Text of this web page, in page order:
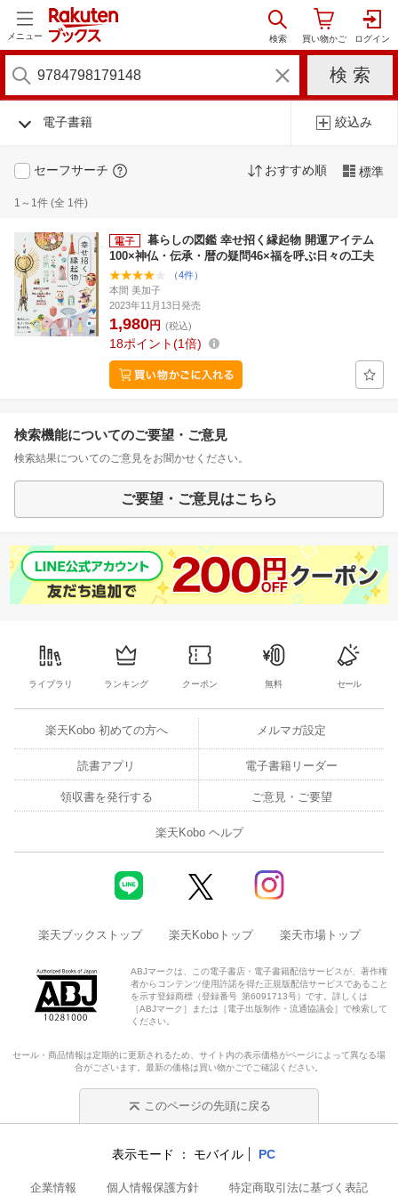
メニュー
電子書籍 絞込み
セーフサーチ おすすめ順 標準
1～1件 (全 1件)
暮らしの図鑑 幸せ招く縁起物 開運アイテム
100×神仏・伝承・暦の疑問46×福を呼ぶ日々の工夫
（4件）
本間 美加子
2023年11月13日発売
1,980円 (税込)
18ポイント 1倍
検索機能についてのご要望・ご意見
検索結果についてのご意見をお聞かせください。
ご要望・ご意見はこちら
ライブラリ ランキング クーポン 無料 セール
楽天Kobo 初めての方へ メルマガ設定
読書アプリ 電子書籍リーダー
領収書を発行する ご意見・ご要望
楽天Kobo ヘルプ
楽天ブックストップ 楽天Koboトップ 楽天市場トップ
ABJマークは、この電子書店・電子書籍配信サービスが、著作権
者からコンテンツ使用許諾を得た正規版配信サービスであること
を示す登録商標（登録番号 第6091713号）です。詳しくは
［ABJマーク］または［電子出版制作・流通協議会］で検索して
ください。
セール・商品情報は定期的に更新されるため、サイト内の表示価格がページによって異なる場
合がございます。最新の価格は買い物かごでご確認ください。
このページの先頭に戻る
表示モード モバイル PC
企業情報 個人情報保護方針 特定商取引法に基づく表記